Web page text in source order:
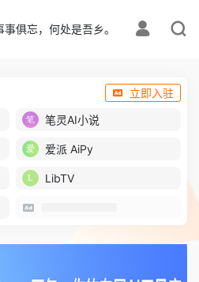
俱忘，何处是吾乡。
立即入驻
笔灵AI小说
爱派 AiPy
LibTV